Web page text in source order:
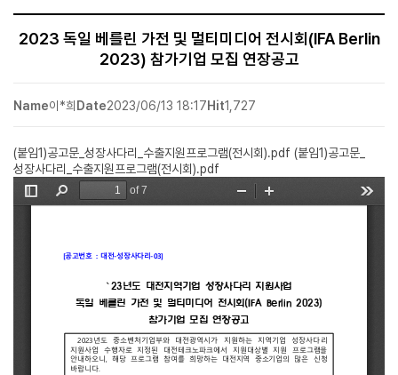
2023 독일 베를린 가전 및 멀티미디어 전시회(IFA Berlin
2023) 참가기업 모집 연장공고
Name이*희 Date2023/06/13 18:17Hit1,727
(붙임1)공고문_성장사다리_수출지원프로그램(전시회).pdf (붙임1)공고문_
성장사다리_수출지원프로그램(전시회).pdf